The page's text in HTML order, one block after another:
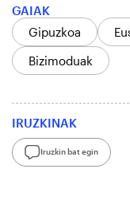
GAIAK
Gipuzkoa
Bizimoduak
IRUZKINAK
Iruzkin bat egin